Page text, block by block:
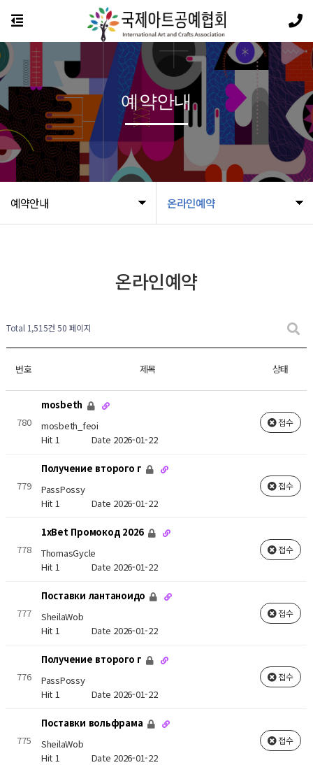
예약안내 온라인예약
예약안내
온라인예약
Total 1,515건 50 페이지
번호 제목 상태
780
mosbeth
mosbeth_feoi
Hit 1 Date 2026-01-22
접수
779
Получение второго г
PassPossy
Hit 1 Date 2026-01-22
접수
778
1xBet Промокод 2026
ThomasGycle
Hit 1 Date 2026-01-22
접수
777
Поставки лантаноидо
SheilaWob
Hit 1 Date 2026-01-22
접수
776
Получение второго г
PassPossy
Hit 1 Date 2026-01-22
접수
775
Поставки вольфрама
SheilaWob
Hit 1 Date 2026-01-22
접수